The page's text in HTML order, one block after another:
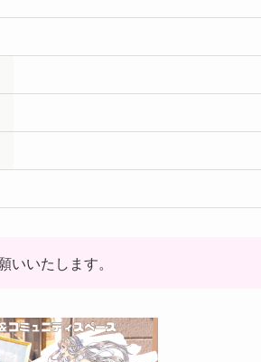
いたします。